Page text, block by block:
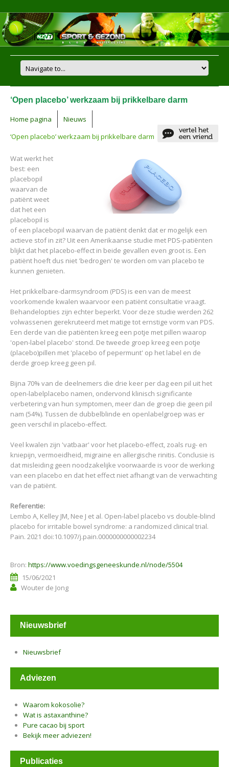
‘Open placebo’ werkzaam bij prikkelbare darm
Home pagina
Nieuws
‘Open placebo’ werkzaam bij prikkelbare darm
Wat werkt het
best: een
placebopil
waarvan de
patiënt weet
dat het een
placebopil is
of een placebopil waarvan de patiënt denkt dat er mogelijk een
actieve stof in zit? Uit een Amerikaanse studie met PDS-patiënten
blijkt dat het placebo-effect in beide gevallen even groot is. Een
patiënt hoeft dus niet 'bedrogen' te worden om van placebo te
kunnen genieten.
Het prikkelbare-darmsyndroom (PDS) is een van de meest
voorkomende kwalen waarvoor een patiënt consultatie vraagt.
Behandelopties zijn echter beperkt. Voor deze studie werden 262
volwassenen gerekruteerd met matige tot ernstige vorm van PDS.
Een derde van die patiënten kreeg een potje met pillen waarop
'open-label placebo' stond. De tweede groep kreeg een potje
(placebo)pillen met 'placebo of pepermunt' op het label en de
derde groep kreeg geen pil.
Bijna 70% van de deelnemers die drie keer per dag een pil uit het
open-labelplacebo namen, ondervond klinisch significante
verbetering van hun symptomen, meer dan de groep die geen pil
nam (54%). Tussen de dubbelblinde en openlabelgroep was er
geen verschil in placebo-effect.
Veel kwalen zijn 'vatbaar' voor het placebo-effect, zoals rug- en
kniepijn, vermoeidheid, migraine en allergische rinitis. Conclusie is
dat misleiding geen noodzakelijke voorwaarde is voor de werking
van een placebo en dat het effect niet afhangt van de verwachting
van de patiënt.
Referentie:
Lembo A, Kelley JM, Nee J et al. Open-label placebo vs double-blind
placebo for irritable bowel syndrome: a randomized clinical trial.
Pain. 2021 doi:10.1097/j.pain.0000000000002234
Bron: https://www.voedingsgeneeskunde.nl/node/5504
15/06/2021
Wouter de Jong
Nieuwsbrief
Nieuwsbrief
Adviezen
Waarom kokosolie?
Wat is astaxanthine?
Pure cacao bij sport
Bekijk meer adviezen!
Publicaties